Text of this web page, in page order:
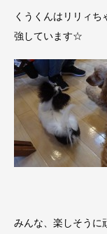
くうくんはリリィ
強しています☆
みんな、楽しそうに